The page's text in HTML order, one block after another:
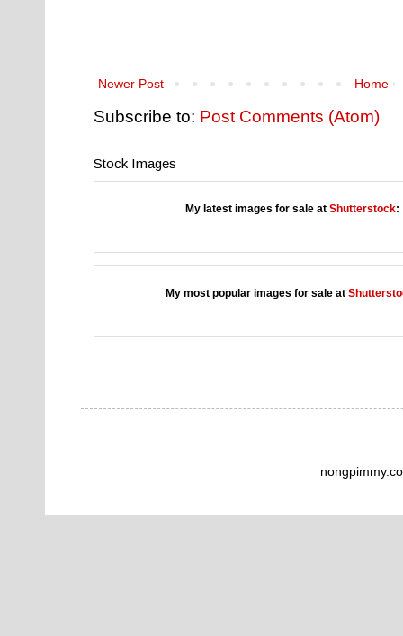
Newer Post Home
Subscribe to: Post Comments (Atom)
Stock Images
My latest images for sale at Shutterstock:
My most popular images for sale at